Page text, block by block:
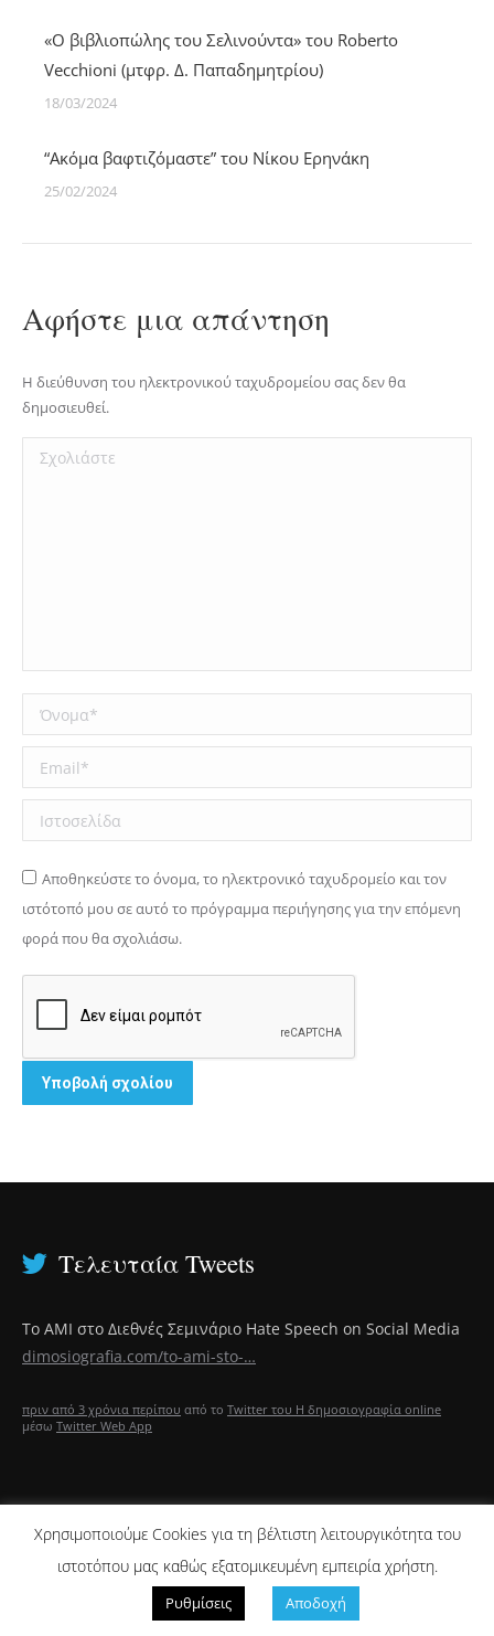
«Ο βιβλιoπώλης του Σελινούντα» του Roberto
Vecchioni (μτφρ. Δ. Παπαδημητρίου)
18/03/2024
“Ακόμα βαφτιζόμαστε” του Νίκου Ερηνάκη
25/02/2024
Αφήστε μια απάντηση
Η διεύθυνση του ηλεκτρονικού ταχυδρομείου σας δεν θα
δημοσιευθεί.
Σχολιάστε
Όνομα *
Email *
Ιστοσελίδα
Αποθηκεύστε το όνομα, το ηλεκτρονικό ταχυδρομείο και τον
ιστότοπό μου σε αυτό το πρόγραμμα περιήγησης για την επόμενη
φορά που θα σχολιάσω.
Υποβολή σχολίου
Τελευταία Tweets
Το ΑΜΙ στο Διεθνές Σεμινάριο Hate Speech on Social Media
dimosiografia.com/to-ami-sto-…
πριν από 3 χρόνια περίπου από το Twitter του Η δημοσιογραφία online
μέσω Twitter Web App
2022 Ⓒ dimosiografia.com -dimosiografia@dimosiografia. -
Απορρήτου / Όροι Χρήσης // Designed by Animart Web Design Studio
Χρησιμοποιούμε Cookies για τη βέλτιστη λειτουργικότητα του
ιστοτόπου μας καθώς εξατομικευμένη εμπειρία χρήστη.
Ρυθμίσεις Αποδοχή